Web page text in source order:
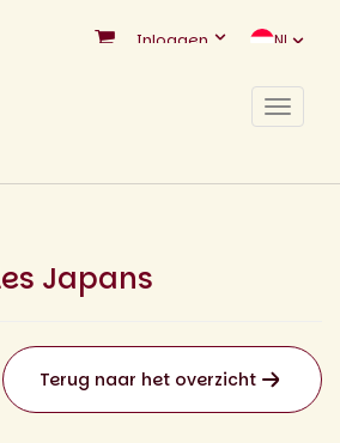
Inloggen NL
Toggle
Japans
Terug naar het overzicht